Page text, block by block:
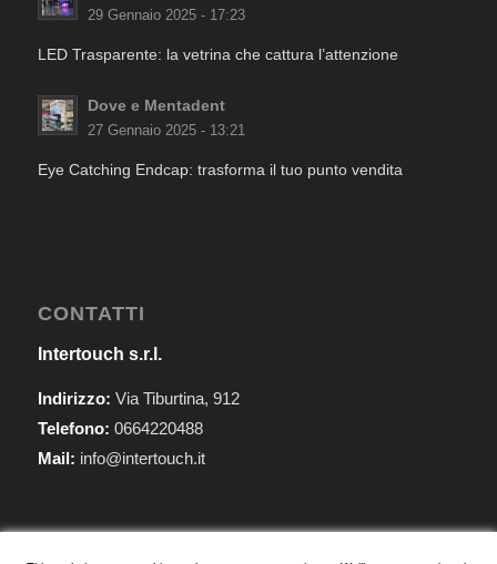
29 Gennaio 2025 - 17:23
LED Trasparente: la vetrina che cattura l’attenzione
Dove e Mentadent
27 Gennaio 2025 - 13:21
Eye Catching Endcap: trasforma il tuo punto vendita
CONTATTI
Intertouch s.r.l.
Indirizzo: Via Tiburtina, 912
Telefono: 0664220488
Mail: info@intertouch.it